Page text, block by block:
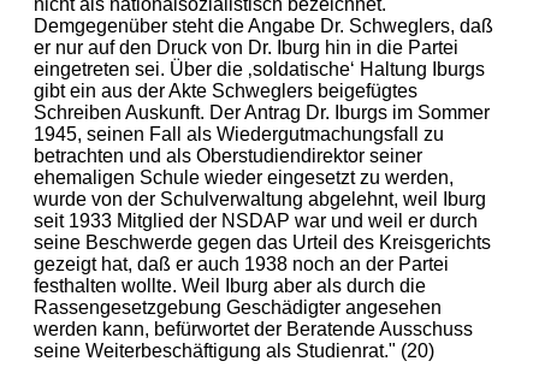
Demgegenüber steht die Angabe Dr. Schweglers, daß
er nur auf den Druck von Dr. Iburg hin in die Partei
eingetreten sei. Über die ‚soldatische‘ Haltung Iburgs
gibt ein aus der Akte Schweglers beigefügtes
Schreiben Auskunft. Der Antrag Dr. Iburgs im Sommer
1945, seinen Fall als Wiedergutmachungsfall zu
betrachten und als Oberstudiendirektor seiner
ehemaligen Schule wieder eingesetzt zu werden,
wurde von der Schulverwaltung abgelehnt, weil Iburg
seit 1933 Mitglied der NSDAP war und weil er durch
seine Beschwerde gegen das Urteil des Kreisgerichts
gezeigt hat, daß er auch 1938 noch an der Partei
festhalten wollte. Weil Iburg aber als durch die
Rassengesetzgebung Geschädigter angesehen
werden kann, befürwortet der Beratende Ausschuss
seine Weiterbeschäftigung als Studienrat." (20)